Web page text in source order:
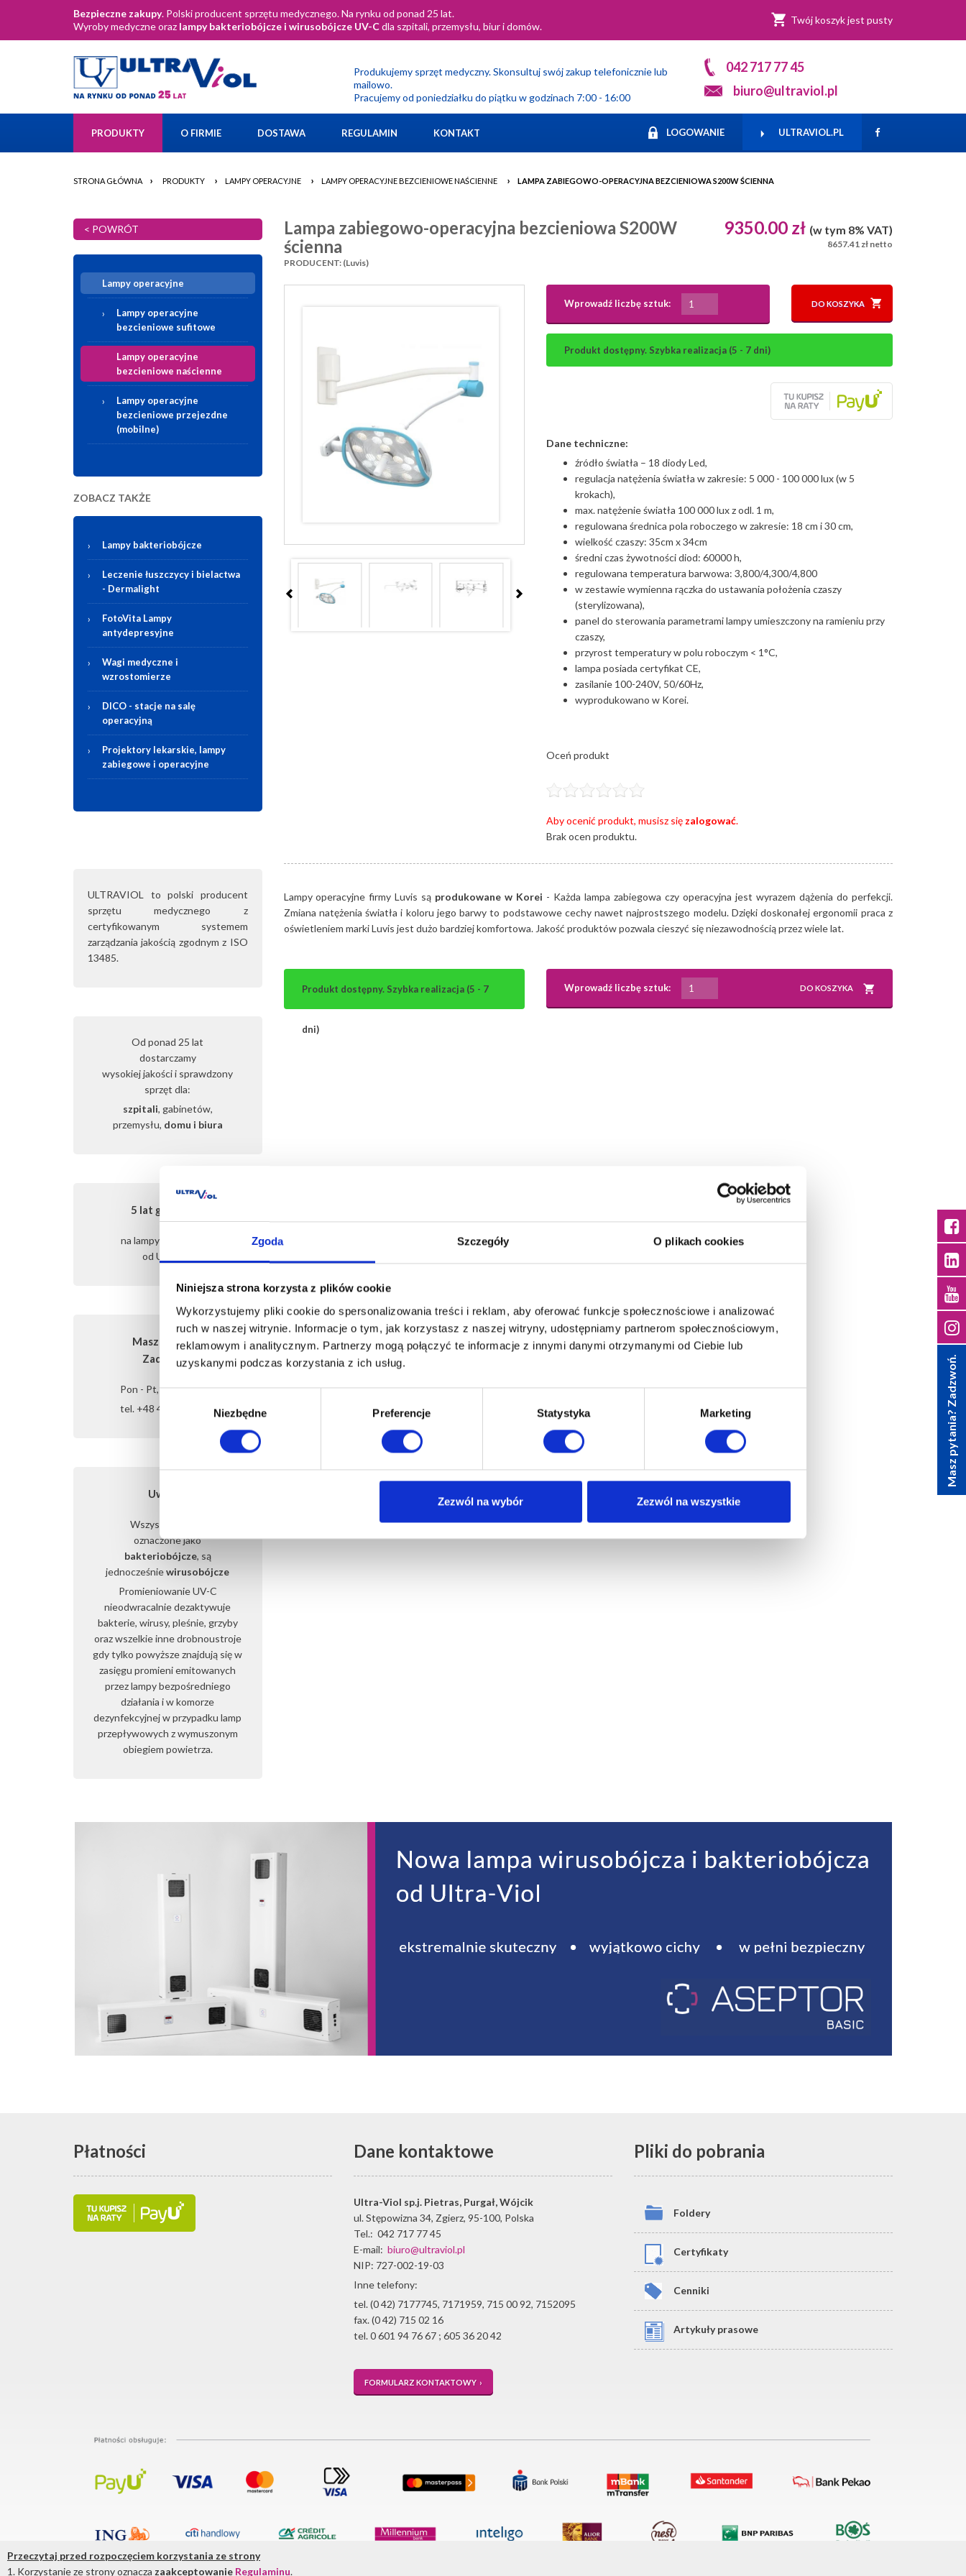
Zgoda Szczegóły O plikach cookies
Niniejsza strona korzysta z plików cookie
Wykorzystujemy pliki cookie do spersonalizowania treści i reklam, aby oferować funkcje społecznościowe i analizować
ruch w naszej witrynie. Informacje o tym, jak korzystasz z naszej witryny, udostępniamy partnerom społecznościowym,
reklamowym i analitycznym. Partnerzy mogą połączyć te informacje z innymi danymi otrzymanymi od Ciebie lub
uzyskanymi podczas korzystania z ich usług.
zgody
Niezbędne Preferencje Statystyka Marketing
Zezwól na wybór Zezwól na wszystkie
Bezpieczne zakupy. Polski producent sprzętu medycznego. Na rynku od ponad 25 lat.
Wyroby medyczne oraz lampy bakteriobójcze i wirusobójcze UV-Cdla szpitali, przemysłu, biur i domów.
Twój koszyk jest pusty
Produkujemy sprzęt medyczny. Skonsultuj swój zakup telefonicznie lub
mailowo.
Pracujemy od poniedziałku do piątku w godzinach 7:00 - 16:00
042 717 77 45
biuro@ultraviol.pl
PRODUKTY O FIRMIE DOSTAWA REGULAMIN KONTAKT ULTRAVIOL.PL
LOGOWANIE
STRONA GŁÓWNA › PRODUKTY › LAMPY OPERACYJNE › LAMPY OPERACYJNE BEZCIENIOWE NAŚCIENNE › LAMPA ZABIEGOWO-OPERACYJNA BEZCIENIOWA S200W ŚCIENNA
< POWRÓT
Lampy operacyjne
Lampy operacyjne
bezcieniowe sufitowe
Lampy operacyjne
bezcieniowe naścienne
Lampy operacyjne
bezcieniowe przejezdne
(mobilne)
ZOBACZ TAKŻE
Lampy bakteriobójcze
Leczenie łuszczycy i bielactwa
- Dermalight
FotoVita Lampy
antydepresyjne
Wagi medyczne i
wzrostomierze
DICO - stacje na salę
operacyjną
Projektory lekarskie, lampy
zabiegowe i operacyjne
ULTRAVIOL to polski producent
sprzętu medycznego z
certyfikowanym systemem
zarządzania jakością zgodnym z ISO
13485.
Od ponad 25 lat
dostarczamy
wysokiej jakości i sprawdzony
sprzęt dla:
szpitali, gabinetów,
przemysłu, domu i biura
5 lat gwarancji
na lampy FOTOVITA
od Ultraviol
Masz pytania?
Zadzwoń!
Pon - Pt, 7:00 - 16:00
tel. +48 42 717 77 45
Uwaga!
Wszystkie lampy
oznaczone jako
bakteriobójcze, są
jednocześniewirusobójcze
Promieniowanie UV-C
nieodwracalnie dezaktywuje
bakterie, wirusy, pleśnie, grzyby
oraz wszelkie inne drobnoustroje
gdy tylko powyższe znajdują się w
zasięgu promieni emitowanych
przez lampy bezpośredniego
działania i w komorze
dezynfekcyjnej w przypadku lamp
przepływowych z wymuszonym
obiegiem powietrza.
Lampa zabiegowo-operacyjna bezcieniowa S200W
ścienna
PRODUCENT: (Luvis)
9350.00 zł (w tym 8% VAT)
8657.41 zł netto
Wprowadź liczbę sztuk: DO KOSZYKA
Produkt dostępny. Szybka realizacja (5 - 7 dni)
Dane techniczne:
źródło światła – 18 diody Led,
regulacja natężenia światła w zakresie: 5 000 - 100 000 lux (w 5
krokach),
max. natężenie światła 100 000 lux z odl. 1 m,
regulowana średnica pola roboczego w zakresie: 18 cm i 30 cm,
wielkość czaszy: 35cm x 34cm
średni czas żywotności diod: 60000 h,
regulowana temperatura barwowa: 3,800/4,300/4,800
w zestawie wymienna rączka do ustawania położenia czaszy
(sterylizowana),
panel do sterowania parametrami lampy umieszczony na ramieniu przy
czaszy,
przyrost temperatury w polu roboczym < 1°C,
lampa posiada certyfikat CE,
zasilanie 100-240V, 50/60Hz,
wyprodukowano w Korei.
Oceń produkt
Aby ocenić produkt, musisz się zalogować.
Brak ocen produktu.
Lampy operacyjne firmy Luvis są produkowane w Korei - Każda lampa zabiegowa czy operacyjna jest wyrazem dążenia do perfekcji.
Zmiana natężenia światła i koloru jego barwy to podstawowe cechy nawet najprostszego modelu. Dzięki doskonałej ergonomii praca z
oświetleniem marki Luvis jest dużo bardziej komfortowa. Jakość produktów pozwala cieszyć się niezawodnością przez wiele lat.
Produkt dostępny. Szybka realizacja (5 - 7
dni)
Wprowadź liczbę sztuk: DO KOSZYKA
Płatności Dane kontaktowe
Ultra-Viol sp.j. Pietras, Purgał, Wójcik
ul. Stępowizna 34, Zgierz, 95-100, Polska
Tel.: 042 717 77 45
E-mail: biuro@ultraviol.pl
NIP: 727-002-19-03
Inne telefony:
tel. (0 42) 7177745, 7171959, 715 00 92, 7152095
fax. (0 42) 715 02 16
tel. 0 601 94 76 67 ; 605 36 20 42
FORMULARZ KONTAKTOWY ›
Pliki do pobrania
Foldery
Certyfikaty
Cenniki
Artykuły prasowe
Masz pytania? Zadzwoń.
Przeczytaj przed rozpoczęciem korzystania ze strony
1. Korzystanie ze strony oznacza zaakceptowanie Regulaminu.